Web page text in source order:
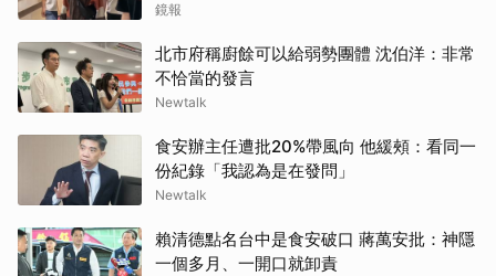
鏡報
北市府稱廚餘可以給弱勢團體 沈伯洋：非常
不恰當的發言
Newtalk
食安辦主任遭批20%帶風向 他緩頰：看同一
份紀錄「我認為是在發問」
Newtalk
賴清德點名台中是食安破口 蔣萬安批：神隱
一個多月、一開口就卸責